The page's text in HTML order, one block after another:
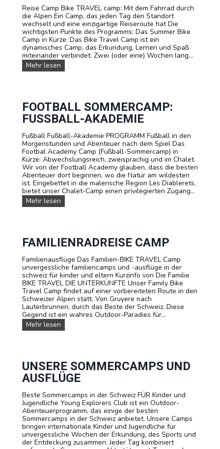
t
s
p
K
l
e
t
t
e
n
e
t
t
r
-
S
o
m
m
e
r
c
a
n
d
r
S
c
h
w
e
i
z
Reise Camp Bike TRAVEL camp: Mit dem Fahrrad durch
die Alpen Ein Camp, das jeden Tag den Standort
wechselt und eine einzigartige Reiseroute hat Die
wichtigsten Punkte des Programms: Das Summer Bike
Camp in Kürze: Das Bike Travel Camp ist ein
dynamisches Camp, das Erkundung, Lernen und Spaß
miteinander verbindet. Zwei (oder eine) Wochen lang...
Mehr lesen
o
r
-
R
d
t
o
u
r
:
T
e
n
r
-
a
m
p
FOOTBALL SOMMERCAMP:
FUSSBALL-AKADEMIE
Fußball Fußball-Akademie PROGRAMM Fußball in den
Morgenstunden und Abenteuer nach dem Spiel Das
Footbal Academy Camp (Fußball-Sommercamp) in
Kürze: Abwechslungsreich, zweisprachig und im Chalet.
Wir von der Football Academy glauben, dass die besten
Abenteuer dort beginnen, wo die Natur am wildesten
ist. Eingebettet in die malerische Region Les Diablerets,
bietet unser Chalet-Camp einen privilegierten Zugang...
Mehr lesen
O
A
L
L
S
o
m
m
e
r
c
a
ß
b
a
l
-
A
k
a
d
e
FAMILIENRADREISE CAMP
Familienausflüge Das Familien-BIKE TRAVEL Camp
unvergessliche familiencamps und -ausflüge in der
schweiz für kinder und eltern Kurzinfo von Die Familie
BIKE TRAVEL DIE UNTERKÜNFTE Unser Family Bike
Travel Camp findet auf einer vorbereiteten Route in den
Schweizer Alpen statt. Von Gruyere nach
Lauterbrunnen, durch das Beste der Schweiz. Diese
Gegend ist ein wahres Outdoor-Paradies für...
Mehr lesen
a
i
e
n
a
d
r
e
i
s
e
UNSERE SOMMERCAMPS UND
AUSFLÜGE
Beste Sommercamps in der Schweiz FÜR Kinder und
Jugendliche Young Explorers Club ist ein Outdoor-
Abenteuerprogramm, das einige der besten
Sommercamps in der Schweiz anbietet. Unsere Camps
bringen internationale Kinder und Jugendliche für
unvergessliche Wochen der Erkundung, des Sports und
der Entdeckung zusammen. Jeder Tag kombiniert